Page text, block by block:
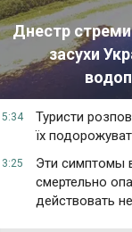
Днестр
засухи
Туристи
їх
Эти симптомы
смертельно
действовать